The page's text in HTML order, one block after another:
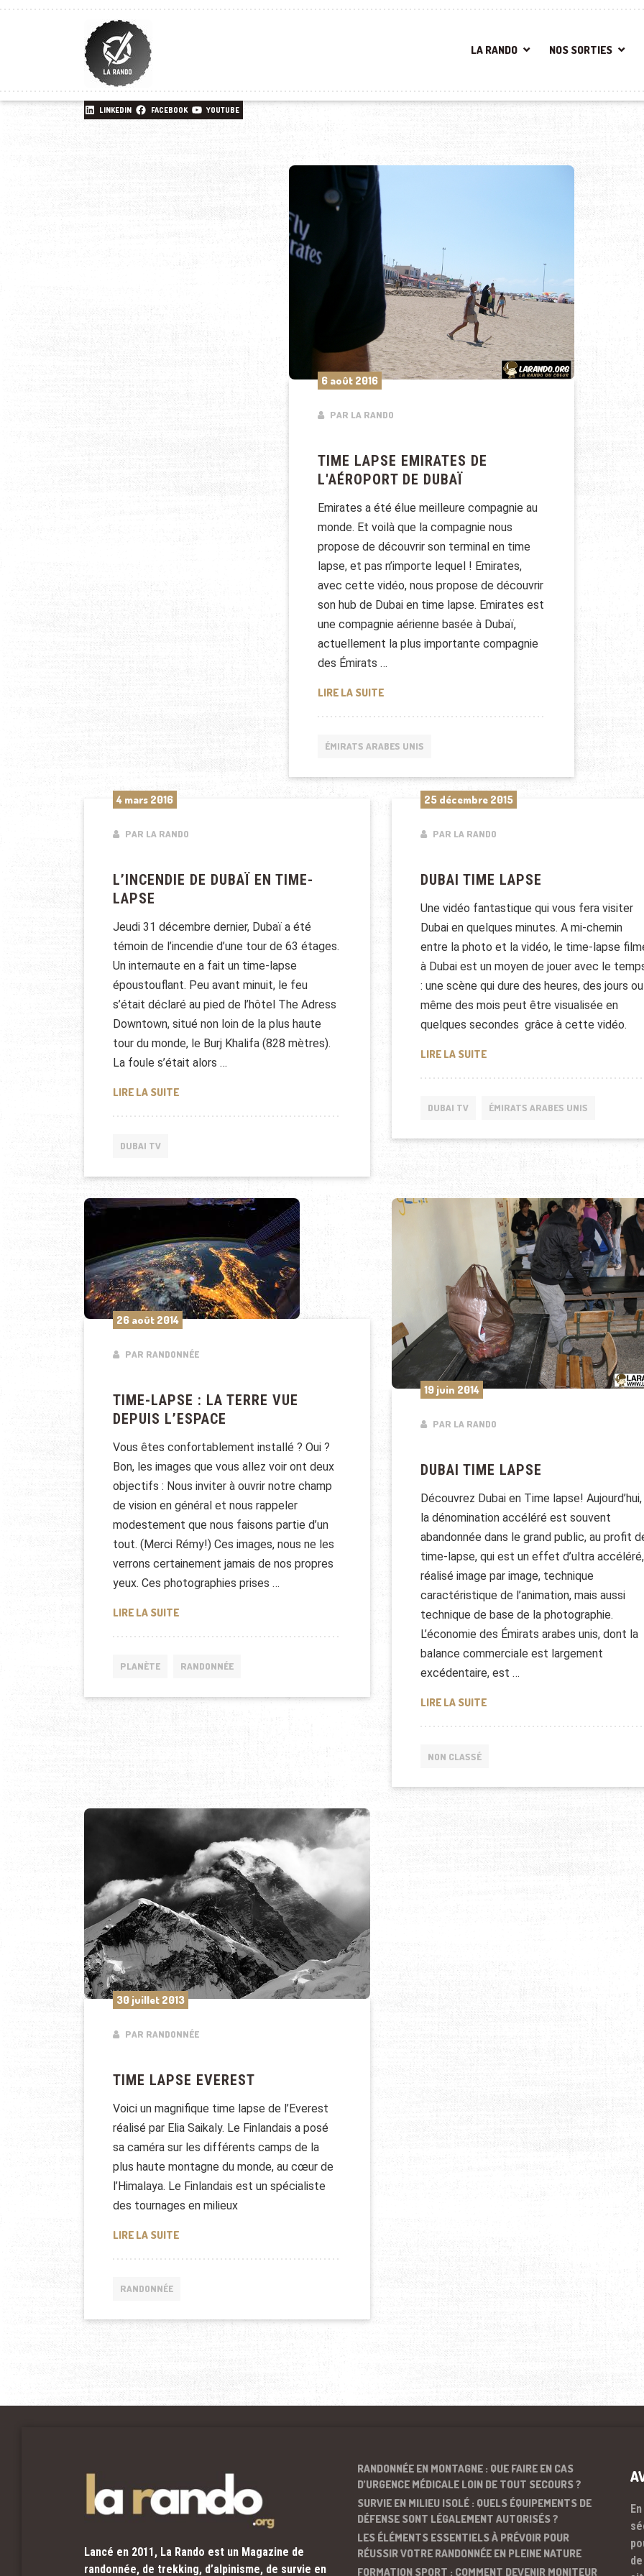
LA RANDO NOS SORTIES
LINKEDIN FACEBOOK YOUTUBE
6 août 2016
PAR LA RANDO
TIME LAPSE EMIRATES DE
L'AÉROPORT DE DUBAÏ
Emirates a été élue meilleure compagnie au
monde. Et voilà que la compagnie nous
propose de découvrir son terminal en time
lapse, et pas n’importe lequel ! Emirates,
avec cette vidéo, nous propose de découvrir
son hub de Dubai en time lapse. Emirates est
une compagnie aérienne basée à Dubaï,
actuellement la plus importante compagnie
des Émirats …
LIRE LA SUITETIME LAPSE EMIRATES DE L'AÉROPORT DE DUBAÏ
ÉMIRATS ARABES UNIS
4 mars 2016
PAR LA RANDO
L’INCENDIE DE DUBAÏ EN TIME-
LAPSE
Jeudi 31 décembre dernier, Dubaï a été
témoin de l’incendie d’une tour de 63 étages.
Un internaute en a fait un time-lapse
époustouflant. Peu avant minuit, le feu
s’était déclaré au pied de l’hôtel The Adress
Downtown, situé non loin de la plus haute
tour du monde, le Burj Khalifa (828 mètres).
La foule s’était alors …
LIRE LA SUITEL’INCENDIE DE DUBAÏ EN TIME-LAPSE
DUBAI TV
25 décembre 2015
PAR LA RANDO
DUBAI TIME LAPSE
Une vidéo fantastique qui vous fera visiter
Dubai en quelques minutes. A mi-chemin
entre la photo et la vidéo, le time-lapse
à Dubai est un moyen de jouer avec le
: une scène qui dure des heures, des jours ou
même des mois peut être visualisée en
quelques secondes grâce à cette vidéo.
LIRE LA SUITEDUBAI TIME LAPSE
DUBAI TV ÉMIRATS ARABES UNIS
26 août 2014
PAR RANDONNÉE
TIME-LAPSE : LA TERRE VUE
DEPUIS L’ESPACE
Vous êtes confortablement installé ? Oui ?
Bon, les images que vous allez voir ont deux
objectifs : Nous inviter à ouvrir notre champ
de vision en général et nous rappeler
modestement que nous faisons partie d’un
tout. (Merci Rémy!) Ces images, nous ne les
verrons certainement jamais de nos propres
yeux. Ces photographies prises …
LIRE LA SUITETIME-LAPSE : LA TERRE VUE DEPUIS L’ESPACE
PLANÈTE RANDONNÉE
19 juin 2014
PAR LA RANDO
DUBAI TIME LAPSE
Découvrez Dubai en Time lapse! Aujourd’hui,
la dénomination accéléré est souvent
abandonnée dans le grand public, au profit
time-lapse, qui est un effet d’ultra accéléré,
réalisé image par image, technique
caractéristique de l’animation, mais aussi
technique de base de la photographie.
L’économie des Émirats arabes unis, dont la
balance commerciale est largement
excédentaire, est …
LIRE LA SUITEDUBAI TIME LAPSE
NON CLASSÉ
30 juillet 2013
PAR RANDONNÉE
TIME LAPSE EVEREST
Voici un magnifique time lapse de l’Everest
réalisé par Elia Saikaly. Le Finlandais a posé
sa caméra sur les différents camps de la
plus haute montagne du monde, au cœur de
l’Himalaya. Le Finlandais est un spécialiste
des tournages en milieux
LIRE LA SUITETIME LAPSE EVEREST
RANDONNÉE
Lancé en 2011, La Rando est un Magazine de
randonnée, de trekking, d’alpinisme, de survie en
RANDONNÉE EN MONTAGNE : QUE FAIRE EN CAS
D’URGENCE MÉDICALE LOIN DE TOUT SECOURS ?
SURVIE EN MILIEU ISOLÉ : QUELS ÉQUIPEMENTS DE
DÉFENSE SONT LÉGALEMENT AUTORISÉS ?
LES ÉLÉMENTS ESSENTIELS À PRÉVOIR POUR
RÉUSSIR VOTRE RANDONNÉE EN PLEINE NATURE
FORMATION SPORT : COMMENT DEVENIR MONITEUR